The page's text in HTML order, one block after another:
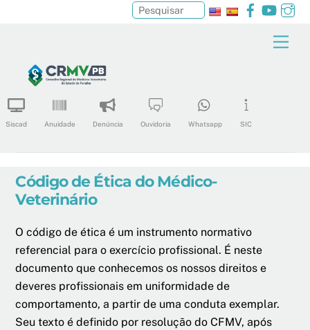
content
Facebook
Siscad Anuidade Denúncia Ouvidoria Whatsapp SIC
Pesquisar
Código de Ética do Médico-
Veterinário
O código de ética é um instrumento normativo
referencial para o exercício profissional. É neste
documento que conhecemos os nossos direitos e
deveres profissionais em uniformidade de
comportamento, a partir de uma conduta exemplar.
Seu texto é definido por resolução do CFMV, após